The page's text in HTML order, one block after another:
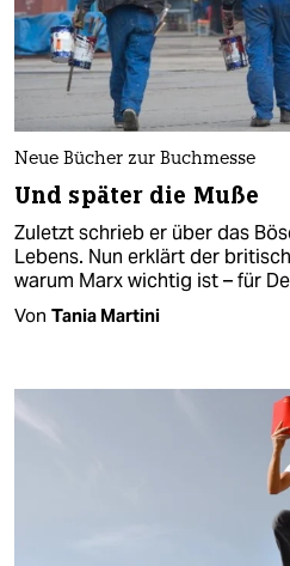
Neue Bücher zur Buchmesse
Und später die Muße
Zuletzt schrieb er über das
Lebens. Nun erklärt der
warum Marx wichtig ist – für
Von Tania Martini